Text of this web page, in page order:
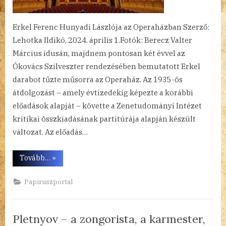
Erkel Ferenc Hunyadi Lászlója az Operaházban Szerző:
Lehotka Ildikó, 2024. április 1.Fotók: Berecz Valter
Március idusán, majdnem pontosan két évvel az
Ókovács Szilveszter rendezésében bemutatott Erkel
darabot tűzte műsorra az Operaház. Az 1935-ös
átdolgozást – amely évtizedekig képezte a korábbi
előadások alapját – követte a Zenetudományi Intézet
kritikai összkiadásának partitúrája alapján készült
változat. Az előadás…
Tovább… “A
ló
a
láda
»
Papiruszportal
Pletnyov – a zongorista, a karmester,